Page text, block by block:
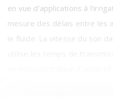
en vue d’applications à
mesure des délais entre les
le fluide. La vitesse du son